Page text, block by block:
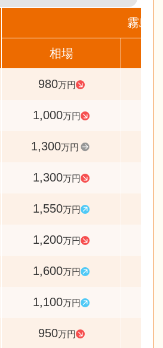
霧島市
相場
980万円
1,000万円
1,300万円
1,300万円
1,550万円
1,200万円
1,600万円
1,100万円
950万円